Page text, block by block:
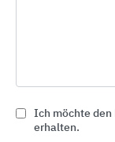
Automatische
Ich möchte
erhalten.